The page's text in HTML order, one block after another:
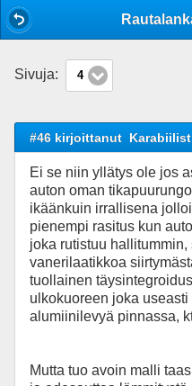
Sivuja: 4
#46 kirjoittanut
Ei se niin yllätys ole jos
auton oman
ikäänkuin irrallisena
pienempi rasitus kun
joka rutistuu
vanerilaatikkoa
tuollainen
ulkokuoreen joka
alumiinilevyä pinnassa,
Mutta tuo avoin malli